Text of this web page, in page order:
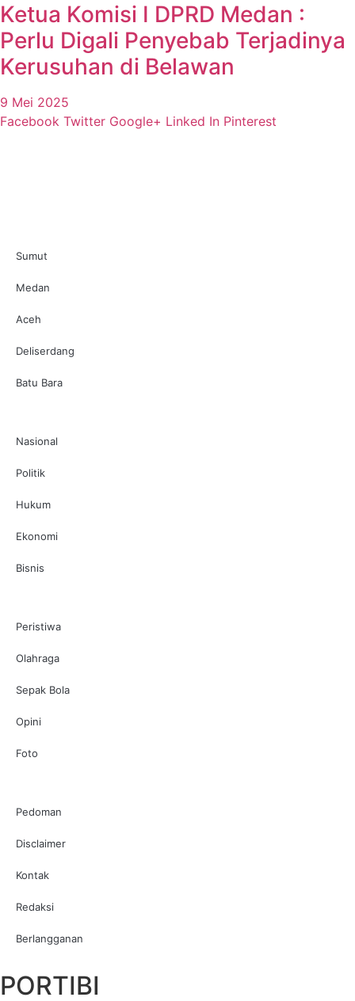
Ketua Komisi I DPRD Medan :
Perlu Digali Penyebab Terjadinya
Kerusuhan di Belawan
9 Mei 2025
Facebook Twitter Google+ Linked In Pinterest
Sumut
Medan
Aceh
Deliserdang
Batu Bara
Nasional
Politik
Hukum
Ekonomi
Bisnis
Peristiwa
Olahraga
Sepak Bola
Opini
Foto
Pedoman
Disclaimer
Kontak
Redaksi
Berlangganan
PORTIBI